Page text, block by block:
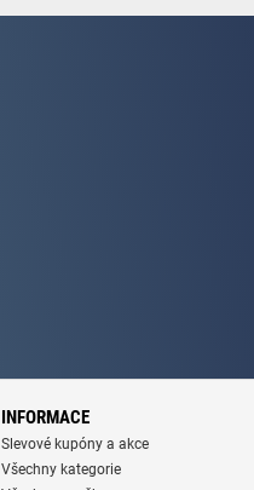
INFORMACE
Slevové kupóny a akce
Všechny kategorie